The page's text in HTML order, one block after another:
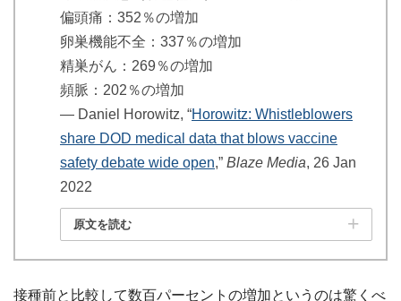
偏頭痛：352％の増加
卵巣機能不全：337％の増加
精巣がん：269％の増加
頻脈：202％の増加
― Daniel Horowitz, “Horowitz: Whistleblowers
share DOD medical data that blows vaccine
safety debate wide open,” Blaze Media, 26 Jan
2022
原文を読む
接種前と比較して数百パーセントの増加というのは驚くべ